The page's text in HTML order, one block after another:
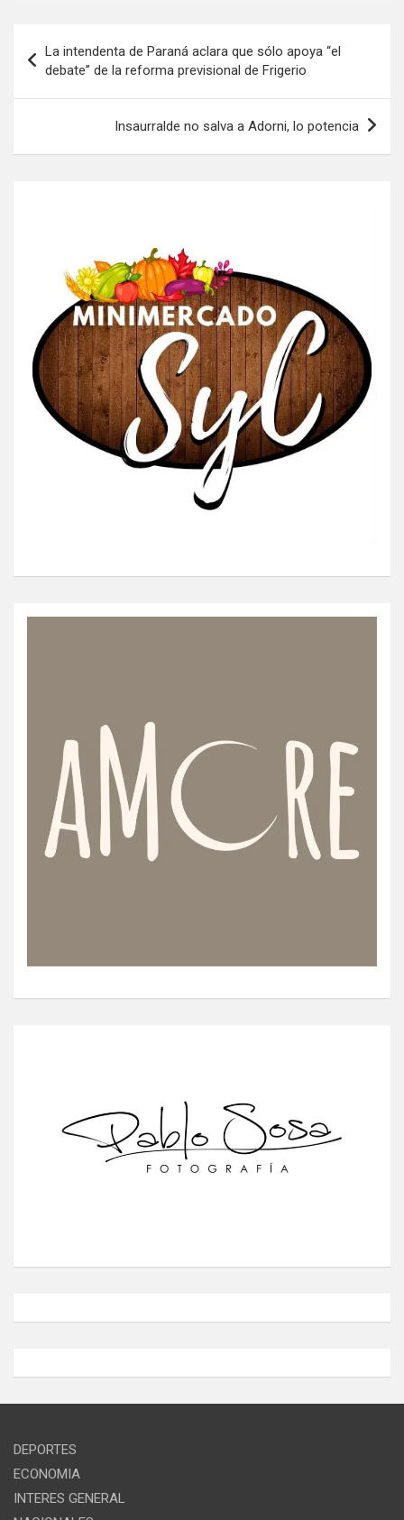
de
entradas
La intendenta de Paraná aclara que sólo apoya “el
debate” de la reforma previsional de Frigerio
Insaurralde no salva a Adorni, lo potencia
DEPORTES
ECONOMIA
INTERES GENERAL